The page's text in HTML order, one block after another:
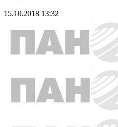
15.10.2018 13:32